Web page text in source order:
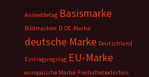
Anmeldetag Basismarke
Bildmarken D DE-Marke
deutsche Marke Deutschland
Eintragungstag EU-Marke
europäische Marke Freihaltebedürfnis